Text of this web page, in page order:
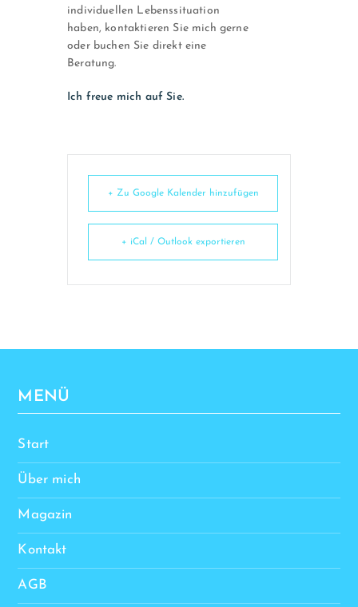
individuellen Lebenssituation
haben, kontaktieren Sie mich gerne
oder buchen Sie direkt eine
Beratung.
Ich freue mich auf Sie.
+ Zu Google Kalender hinzufügen
+ iCal / Outlook exportieren
MENÜ
Start
Über mich
Magazin
Kontakt
AGB